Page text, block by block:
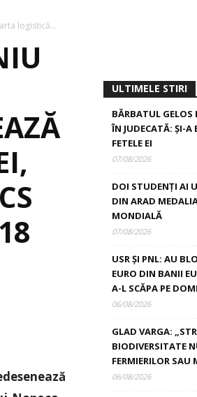
logistică...
ULTIMELE STIRI
BĂRBATUL GELOS
ÎN JUDECATĂ: ȘI-A
FETELE EI
07/08/2026
DOI STUDENȚI AI
DIN ARAD
MONDIALĂ
07/08/2026
USR ȘI PNL: AU
EURO DIN BANII
A-L SCĂPA PE
06/08/2026
GLAD VARGA:
BIODIVERSITATE
FERMIERILOR SAU
06/08/2026